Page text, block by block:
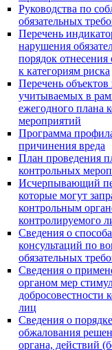
Руководства по
обязательных
Перечень
нарушения
порядок отнесения
к категориям риска
Перечень объектов
учитываемых в
ежегодного плана
мероприятий
Программа
причинения вреда
План проведения
контрольных
Исчерпывающий
которые могут
контрольным
контролируемого
Сведения о
консультаций по
обязательных
Сведения о
органом мер
добросовестности
лиц
Сведения о
обжалования
органа, действий